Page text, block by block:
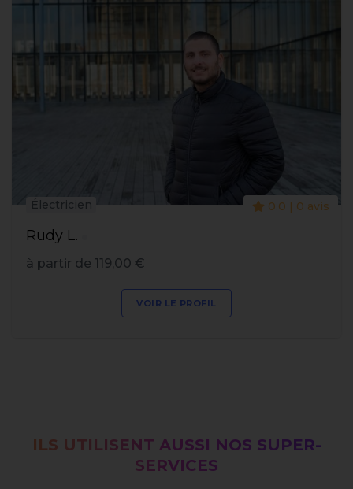
Rudy L.
Électricien 0.0 | 0 avis
à partir de 119,00 €
VOIR LE PROFIL
ILS UTILISENT AUSSI NOS SUPER-
SERVICES